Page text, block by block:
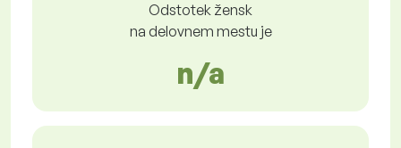
Odstotek žensk
na delovnem mestu je
n/a